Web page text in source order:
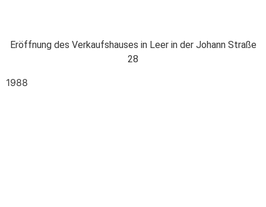
Eröffnung des Verkaufshauses in Leer in der Johann Straße
28
1988